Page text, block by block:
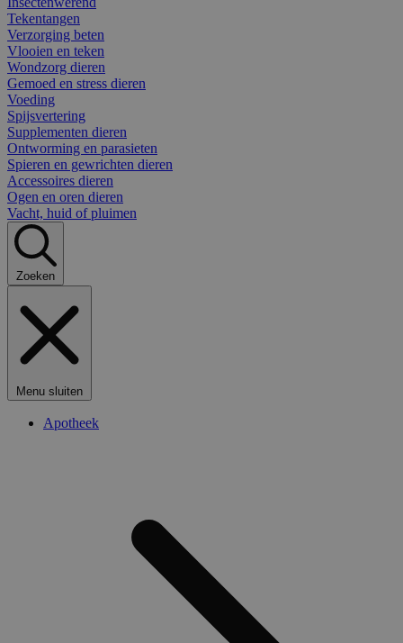
Tekentangen
Verzorging beten
Vlooien en teken
Wondzorg dieren
Gemoed en stress dieren
Voeding
Spijsvertering
Supplementen dieren
Ontworming en parasieten
Spieren en gewrichten dieren
Accessoires dieren
Ogen en oren dieren
Vacht, huid of pluimen
Zoeken
Menu sluiten
Apotheek